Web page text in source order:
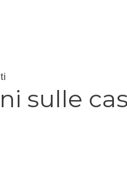
sulle